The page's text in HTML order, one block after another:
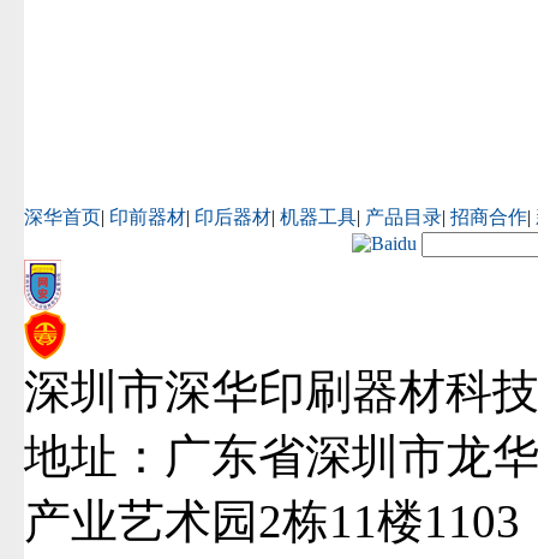
深华首页| 印前器材| 印后器材| 机器工具| 产品目录| 招商合作|
深圳市深华印刷器材科
地址：广东省深圳市龙
产业艺术园2栋11楼1103